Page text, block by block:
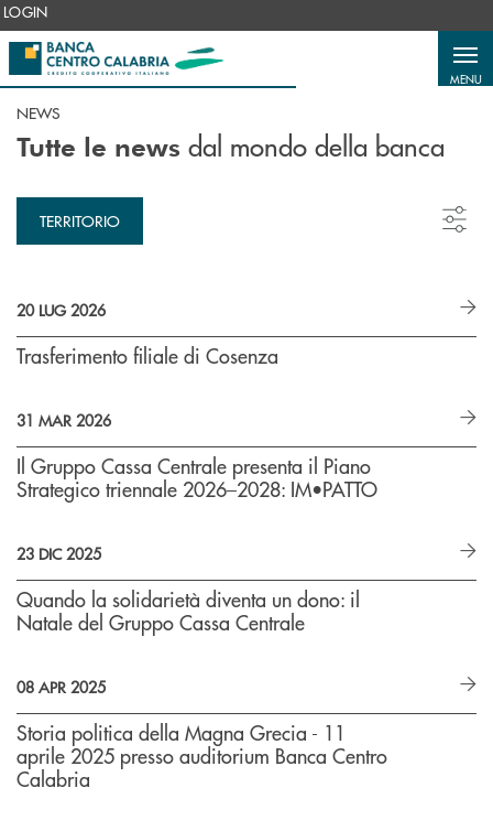
Salta al contenuto principale
LOGIN
MENU
NEWS
Tutte le news dal mondo della banca
TERRITORIO
20 LUG 2026
Trasferimento filiale di Cosenza
31 MAR 2026
Il Gruppo Cassa Centrale presenta il Piano
Strategico triennale 2026–2028: IM•PATTO
23 DIC 2025
Quando la solidarietà diventa un dono: il
Natale del Gruppo Cassa Centrale
08 APR 2025
Storia politica della Magna Grecia - 11
aprile 2025 presso auditorium Banca Centro
Calabria